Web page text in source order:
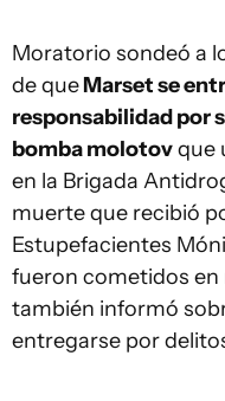
Moratorio sondeó a
de queMarset se
responsabilidad por
bomba molotovque
en la Brigada
muerte que recibió
Estupefacientes
fueron cometidos en
también informó
entregarse por